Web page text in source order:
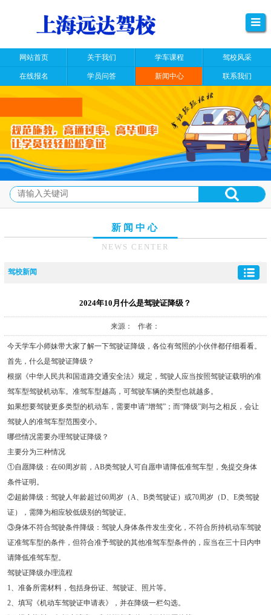
网站首页 关于我们 学车课程 驾校风采
在线报名 学员问答 新闻中心 联系我们
新闻中心
NEWS CENTER
驾校新闻
2024年10月什么是驾驶证降级？
来源： 作者：
今天学车小师妹带大家了解一下驾驶证降级，各位有驾照的小伙伴都仔细看看。
首先，什么是驾驶证降级？
根据《中华人民共和国道路交通安全法》规定，驾驶人应当按照驾驶证载明的准
驾车型驾驶机动车。准驾车型越高，可驾驶车辆的类型也就越多。
如果想要驾驶更多类型的机动车，需要申请“增驾”；而“降级”则与之相反，会让
驾驶人的准驾车型范围变小。
哪些情况需要办理驾驶证降级？
主要分为三种情况
①自愿降级：在60周岁前，AB类驾驶人可自愿申请降低准驾车型，免提交身体
条件证明。
②超龄降级：驾驶人年龄超过60周岁（A、B类驾驶证）或70周岁（D、E类驾驶
证），需降为相应较低级别的驾驶证。
③身体不符合驾驶条件降级：驾驶人身体条件发生变化，不符合所持机动车驾驶
证准驾车型的条件，但符合准予驾驶的其他准驾车型条件的，应当在三十日内申
请降低准驾车型。
驾驶证降级办理流程
1、准备所需材料，包括身份证、驾驶证、照片等。
2、填写《机动车驾驶证申请表》，并在降级一栏勾选。